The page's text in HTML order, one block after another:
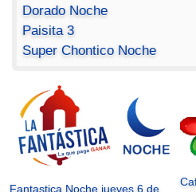
Dorado Noche
Paisita 3
Super Chontico Noche
Fantastica Noche jueves 6 de